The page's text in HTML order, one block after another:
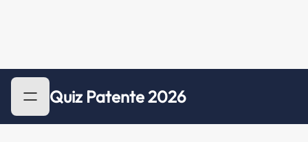
Quiz Patente 2026